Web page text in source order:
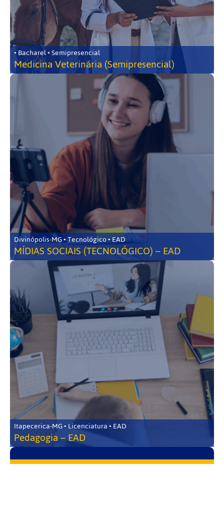
• Bacharel • Semipresencial
Medicina Veterinária (Semipresencial)
Divinópolis-MG • Tecnológico • EAD
MÍDIAS SOCIAIS (TECNOLÓGICO) – EAD
Itapecerica-MG • Licenciatura • EAD
Pedagogia – EAD